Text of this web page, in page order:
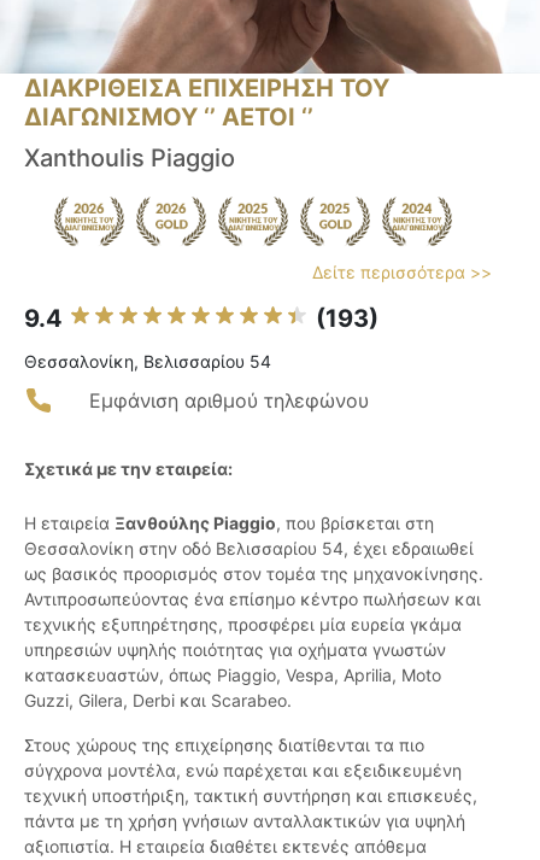
ΔΙΑΚΡΙΘΕΙΣΑ ΕΠΙΧΕΙΡΗΣΗ ΤΟΥ
ΔΙΑΓΩΝΙΣΜΟΥ ‘’ ΑΕΤΟΙ ‘’
Xanthoulis Piaggio
Δείτε περισσότερα >>
9.4 (193)
Θεσσαλονίκη, Βελισσαρίου 54
Εμφάνιση αριθμού τηλεφώνου
Σχετικά με την εταιρεία:
Η εταιρεία Ξανθούλης Piaggio, που βρίσκεται στη
Θεσσαλονίκη στην οδό Βελισσαρίου 54, έχει εδραιωθεί
ως βασικός προορισμός στον τομέα της μηχανοκίνησης.
Αντιπροσωπεύοντας ένα επίσημο κέντρο πωλήσεων και
τεχνικής εξυπηρέτησης, προσφέρει μία ευρεία γκάμα
υπηρεσιών υψηλής ποιότητας για οχήματα γνωστών
κατασκευαστών, όπως Piaggio, Vespa, Aprilia, Moto
Guzzi, Gilera, Derbi και Scarabeo.
Στους χώρους της επιχείρησης διατίθενται τα πιο
σύγχρονα μοντέλα, ενώ παρέχεται και εξειδικευμένη
τεχνική υποστήριξη, τακτική συντήρηση και επισκευές,
πάντα με τη χρήση γνήσιων ανταλλακτικών για υψηλή
αξιοπιστία. Η εταιρεία διαθέτει εκτενές απόθεμα